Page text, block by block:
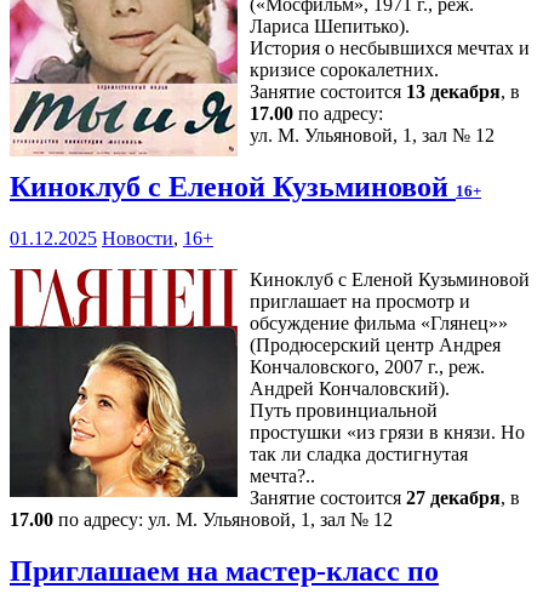
(«Мосфильм», 1971 г., реж.
Лариса Шепитько).
История о несбывшихся мечтах и
кризисе сорокалетних.
Занятие состоится 13 декабря, в
17.00 по адресу:
ул. М. Ульяновой, 1, зал № 12
Киноклуб с Еленой Кузьминовой 16+
01.12.2025 Новости, 16+
Киноклуб с Еленой Кузьминовой
приглашает на просмотр и
обсуждение фильма «Глянец»»
(Продюсерский центр Андрея
Кончаловского, 2007 г., реж.
Андрей Кончаловский).
Путь провинциальной
простушки «из грязи в князи. Но
так ли сладка достигнутая
мечта?..
Занятие состоится 27 декабря, в
17.00 по адресу: ул. М. Ульяновой, 1, зал № 12
Приглашаем на мастер-класс по